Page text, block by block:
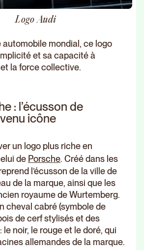
Logo Audi
automobile mondial, ce logo
et sa capacité à
la force collective.
: l’écusson de
icône
un logo plus riche en
de Porsche. Créé dans les
l’écusson de la ville de
de la marque, ainsi que les
royaume de Wurtemberg.
cheval cabré (symbole de
de cerf stylisés et des
noir, le rouge et le doré, qui
allemandes de la marque.